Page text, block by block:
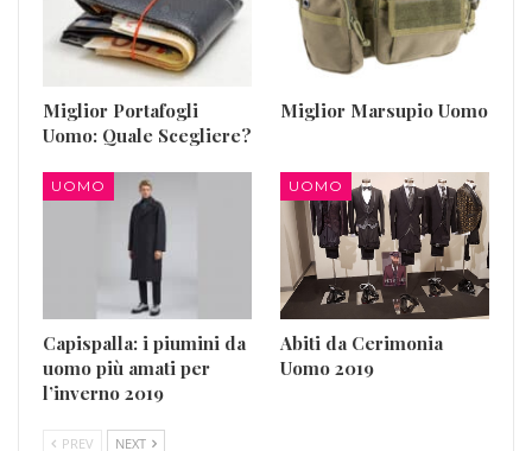
Miglior Portafogli
Uomo: Quale Scegliere?
Miglior Marsupio Uomo
UOMO
Capispalla: i piumini da
uomo più amati per
l’inverno 2019
UOMO
Abiti da Cerimonia
Uomo 2019
PREV NEXT